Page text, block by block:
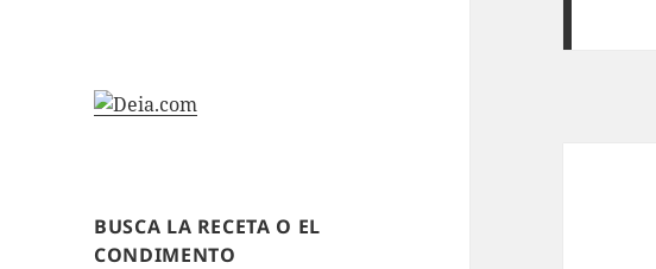
BUSCA LA RECETA O EL
CONDIMENTO